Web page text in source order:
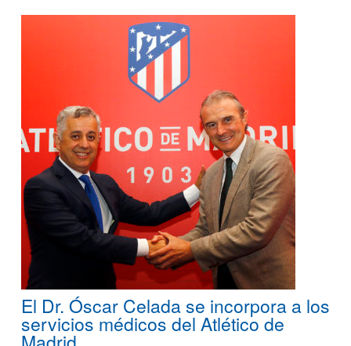
El Dr. Óscar Celada se incorpora a los
servicios médicos del Atlético de